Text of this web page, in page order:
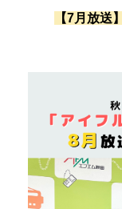
【7月放送】